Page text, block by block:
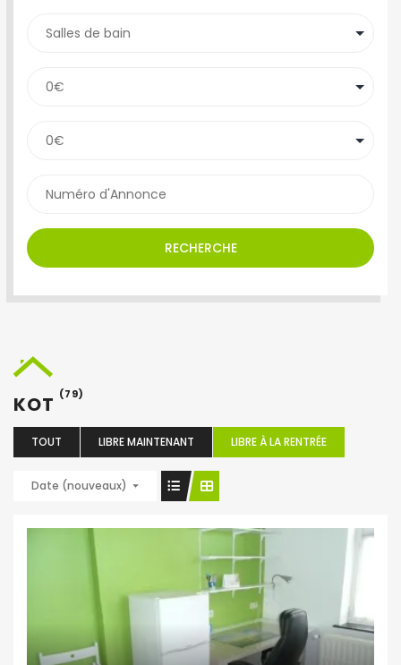
RECHERCHE
KOT (79)
TOUT LIBRE MAINTENANT LIBRE À LA RENTRÉE
Date (nouveaux)